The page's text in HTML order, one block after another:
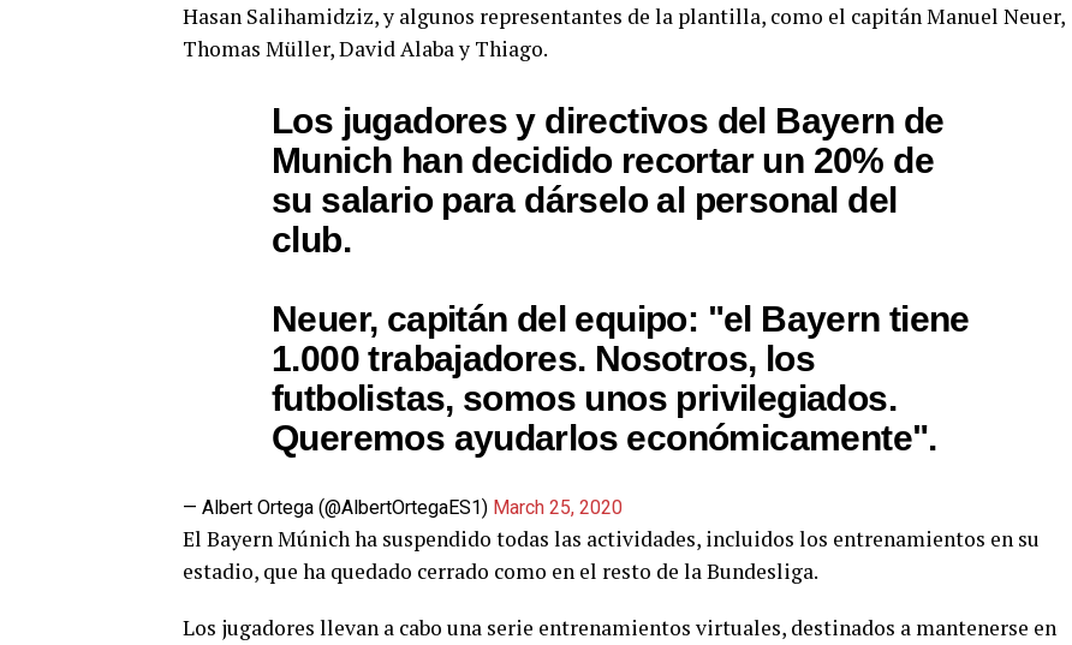
Hasan Salihamidziz, y algunos representantes de la plantilla, como el capitán Manuel Neuer,
Thomas Müller, David Alaba y Thiago.
Los jugadores y directivos del Bayern de
Munich han decidido recortar un 20% de
su salario para dárselo al personal del
club.
Neuer, capitán del equipo: "el Bayern tiene
1.000 trabajadores. Nosotros, los
futbolistas, somos unos privilegiados.
Queremos ayudarlos económicamente".
— Albert Ortega (@AlbertOrtegaES1) March 25, 2020
El Bayern Múnich ha suspendido todas las actividades, incluidos los entrenamientos en su
estadio, que ha quedado cerrado como en el resto de la Bundesliga.
Los jugadores llevan a cabo una serie entrenamientos virtuales, destinados a mantenerse en